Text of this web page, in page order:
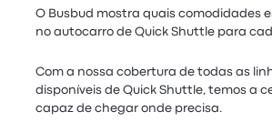
O Busbud mostra quais comodidades
no autocarro de Quick Shuttle para
Com a nossa cobertura de todas as
disponíveis de Quick Shuttle, temos a
capaz de chegar onde precisa.